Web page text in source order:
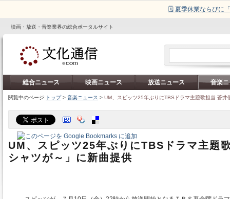
🗓️ 夏季休業ならびに
映画・放送・音楽業界の総合ポータルサイト
総合ニュース 映画ニュース 放送ニュース 音楽
閲覧中のページ: トップ> 音楽ニュース > UM、スピッツ25年ぶりにTBSドラマ主題歌担当 蒼井
UM、スピッツ25年ぶりにTBSドラマ主題
シャツが～」に新曲提供